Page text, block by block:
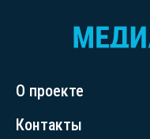
О проекте
Контакты